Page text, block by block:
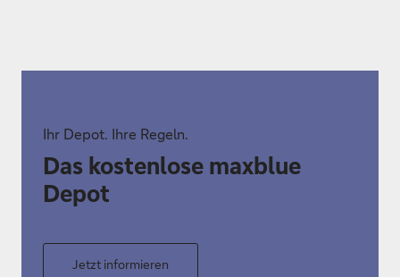
Ihr Depot. Ihre Regeln.
Das kostenlose maxblue
Depot
Jetzt informieren